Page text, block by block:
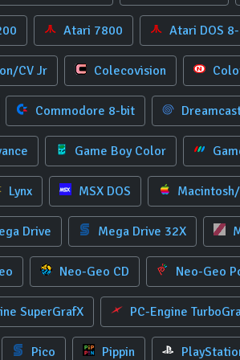
Atari 7800 Atari DOS
CV Jr Colecovision
Commodore 8-bit
Game Boy Color
Lynx MSX DOS
Drive Mega Drive 32X
Neo-Geo CD Neo-Geo
SuperGrafX PC-Engine
Pico Pippin